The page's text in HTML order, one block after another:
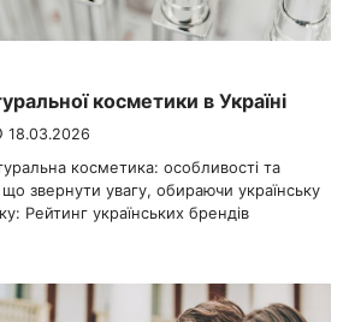
косметики в Україні
18.03.2026
косметика: особливості та
звернути увагу, обираючи українську
Рейтинг українських брендів